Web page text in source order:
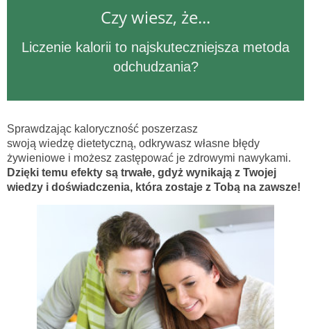
Czy wiesz, że...
Liczenie kalorii to najskuteczniejsza metoda
odchudzania?
Sprawdzając kaloryczność poszerzasz
swoją wiedzę dietetyczną, odkrywasz własne błędy
żywieniowe i możesz zastępować je zdrowymi nawykami.
Dzięki temu efekty są trwałe, gdyż wynikają z Twojej
wiedzy i doświadczenia, która zostaje z Tobą na zawsze!